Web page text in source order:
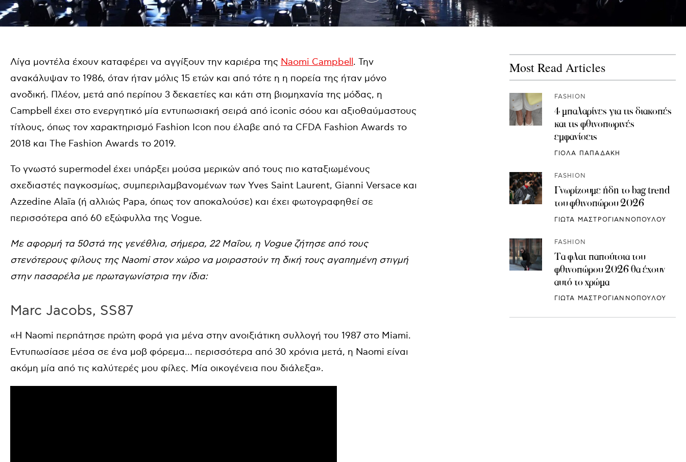
Λίγα μοντέλα έχουν καταφέρει να αγγίξουν την καριέρα της Naomi Campbell . Την
ανακάλυψαν το 1986, όταν ήταν μόλις 15 ετών και από τότε η η πορεία της ήταν μόνο
ανοδική. Πλέον, μετά από περίπου 3 δεκαετίες και κάτι στη βιομηχανία της μόδας, η
Campbell έχει στο ενεργητικό μία εντυπωσιακή σειρά από iconic σόου και αξιοθαύμαστους
τίτλους, όπως τον χαρακτηρισμό Fashion Icon που έλαβε από τα CFDA Fashion Awards το
2018 και The Fashion Awards το 2019.
Το γνωστό supermodel έχει υπάρξει μούσα μερικών από τους πιο καταξιωμένους
σχεδιαστές παγκοσμίως, συμπεριλαμβανομένων των Yves Saint Laurent, Gianni Versace και
Azzedine Alaïa (ή αλλιώς Papa, όπως τον αποκαλούσε) και έχει φωτογραφηθεί σε
περισσότερα από 60 εξώφυλλα της Vogue.
Με αφορμή τα 50στά της γενέθλια, σήμερα, 22 Μαΐου, η Vogue ζήτησε από τους
στενότερους φίλους της Naomi στον χώρο να μοιραστούν τη δική τους αγαπημένη στιγμή
στην πασαρέλα με πρωταγωνίστρια την ίδια:
Marc Jacobs, SS87
«Η Naomi περπάτησε πρώτη φορά για μένα στην ανοιξιάτικη συλλογή του 1987 στο Miami.
Εντυπωσίασε μέσα σε ένα μοβ φόρεμα… περισσότερα από 30 χρόνια μετά, η Naomi είναι
ακόμη μία από τις καλύτερές μου φίλες. Μία οικογένεια που διάλεξα».
Most Read Articles
FASHION
4 μπαλαρίνες για τις διακοπές
και τις φθινοπωρινές
εμφανίσεις
ΓΙΟΛΑ ΠΑΠΑΔΑΚΗ
FASHION
Γνωρίζουμε ήδη το bag trend
του φθινοπώρου 2026
ΓΙΩΤΑ ΜΑΣΤΡΟΓΙΑΝΝΟΠΟΥΛΟΥ
FASHION
Τα φλατ παπούτσια του
φθινοπώρου 2026 θα έχουν
αυτό το χρώμα
ΓΙΩΤΑ ΜΑΣΤΡΟΓΙΑΝΝΟΠΟΥΛΟΥ